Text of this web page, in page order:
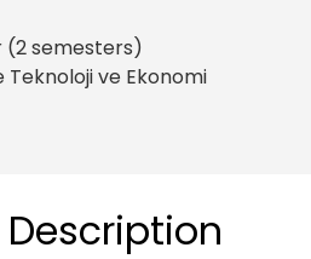
(2 semesters)
Teknoloji ve Ekonomi
Description